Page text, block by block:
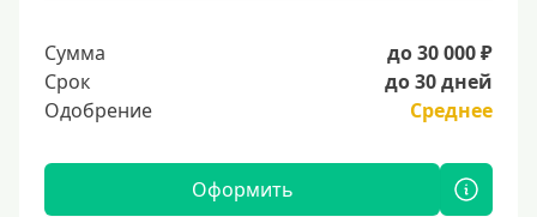
Сумма
до 30 000 ₽
Срок
до 30 дней
Одобрение
Среднее
Оформить